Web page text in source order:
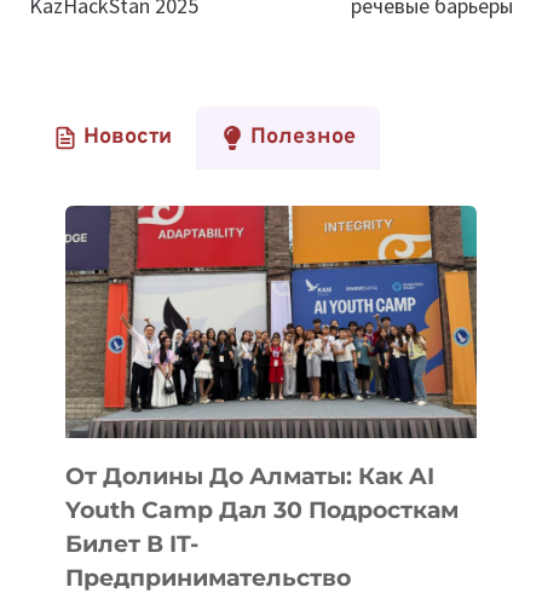
KazHackStan 2025
речевые барьеры
Новости Полезное
От Долины До Алматы: Как AI
Youth Camp Дал 30 Подросткам
Билет В IT-
Предпринимательство